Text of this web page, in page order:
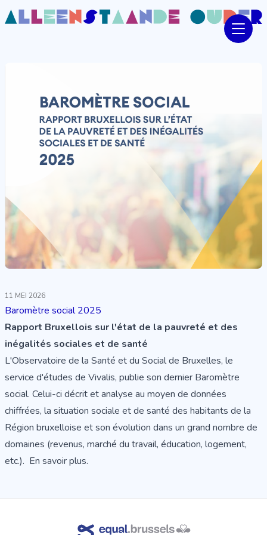
11 MEI 2026
Baromètre social 2025
Rapport Bruxellois sur l'état de la pauvreté et des
inégalités sociales et de santé
L'Observatoire de la Santé et du Social de Bruxelles, le
service d'études de Vivalis, publie son dernier Baromètre
social. Celui-ci décrit et analyse au moyen de données
chiffrées, la situation sociale et de santé des habitants de la
Région bruxelloise et son évolution dans un grand nombre de
domaines (revenus, marché du travail, éducation, logement,
etc.). En savoir plus.